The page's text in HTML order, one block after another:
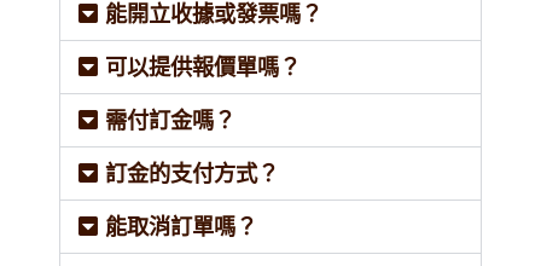
能開立收據或發票嗎？
可以提供報價單嗎？
需付訂金嗎？
訂金的支付方式？
能取消訂單嗎？